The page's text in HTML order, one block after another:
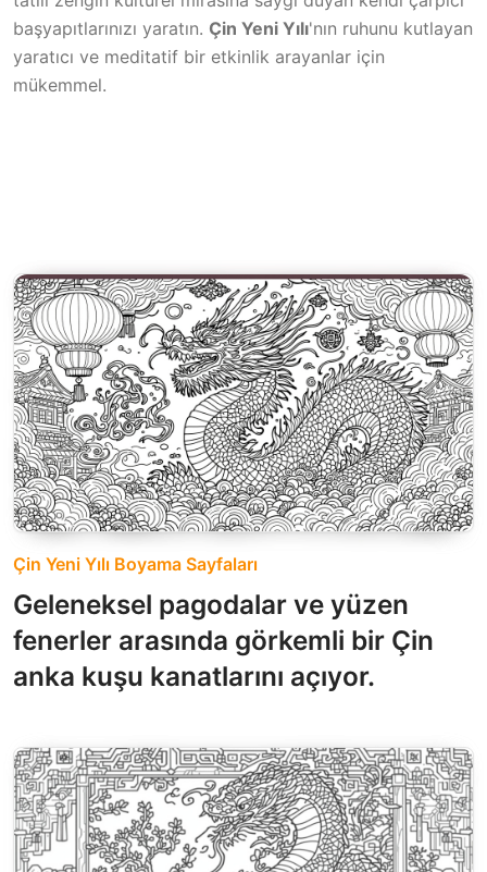
başyapıtlarınızı yaratın. Çin Yeni Yılı'nın ruhunu kutlayan
yaratıcı ve meditatif bir etkinlik arayanlar için
mükemmel.
Çin Yeni Yılı Boyama Sayfaları
Geleneksel pagodalar ve yüzen
fenerler arasında görkemli bir Çin
anka kuşu kanatlarını açıyor.